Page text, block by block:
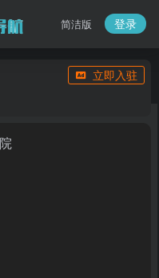
简洁版 登录
立即入驻